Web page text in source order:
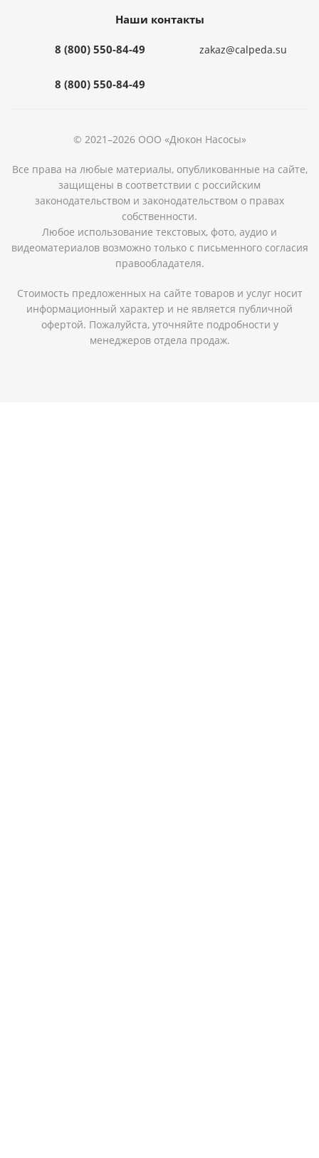
Наши контакты
8 (800) 550-84-49
8 (800) 550-84-49
zakaz@calpeda.su
© 2021–2026 ООО «Дюкон Насосы»
Все права на любые материалы, опубликованные на сайте,
защищены в соответствии с российским
законодательством и законодательством о правах
собственности.
Любое использование текстовых, фото, аудио и
видеоматериалов возможно только с письменного согласия
правообладателя.
Стоимость предложенных на сайте товаров и услуг носит
информационный характер и не является публичной
офертой. Пожалуйста, уточняйте подробности у
менеджеров отдела продаж.